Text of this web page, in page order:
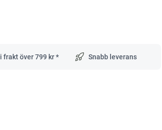
frakt över799 kr * Snabb leverans